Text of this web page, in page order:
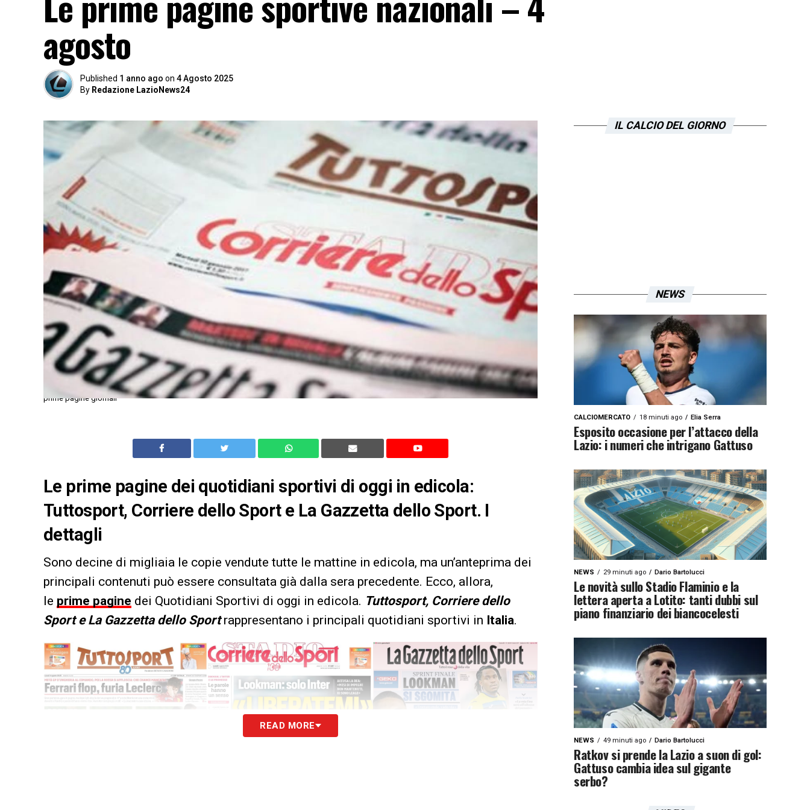
agosto
Published 1 anno ago on 4 Agosto 2025
By Redazione LazioNews24
prime pagine giornali
Le prime pagine dei quotidiani sportivi di oggi in edicola:
Tuttosport, Corriere dello Sport e La Gazzetta dello Sport. I
dettagli
Sono decine di migliaia le copie vendute tutte le mattine in edicola, ma un’anteprima dei
principali contenuti può essere consultata già dalla sera precedente. Ecco, allora,
le prime pagine dei Quotidiani Sportivi di oggi in edicola. Tuttosport, Corriere dello
Sport e La Gazzetta dello Sportrappresentano i principali quotidiani sportivi in Italia.
READ MORE
IL CALCIO DEL GIORNO
NEWS
CALCIOMERCATO 18 minuti ago Elia Serra
Esposito occasione per l’attacco della
Lazio: i numeri che intrigano Gattuso
NEWS 29 minuti ago Dario Bartolucci
Le novità sullo Stadio Flaminio e la
lettera aperta a Lotito: tanti dubbi sul
piano finanziario dei biancocelesti
NEWS 49 minuti ago Dario Bartolucci
Ratkov si prende la Lazio a suon di gol:
Gattuso cambia idea sul gigante
serbo?